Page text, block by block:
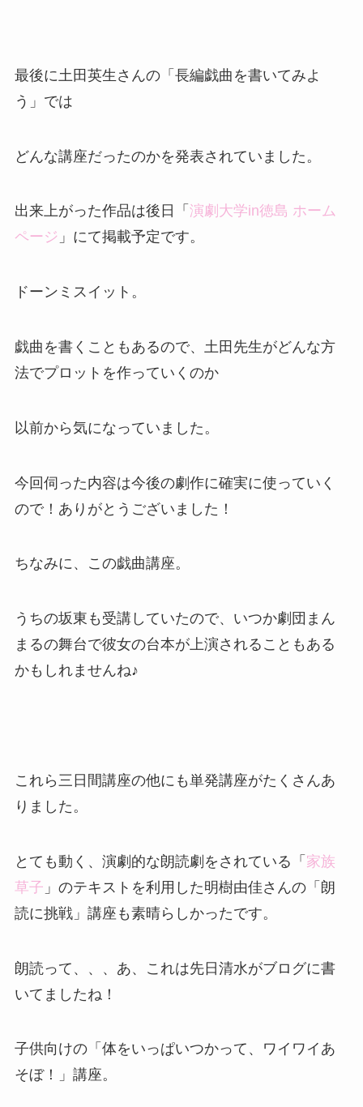
最後に土田英生さんの「長編戯曲を書いてみよ
う」では
どんな講座だったのかを発表されていました。
出来上がった作品は後日「 演劇大学in徳島 ホーム
ページ 」にて掲載予定です。
ドーンミスイット。
戯曲を書くこともあるので、土田先生がどんな方
法でプロットを作っていくのか
以前から気になっていました。
今回伺った内容は今後の劇作に確実に使っていく
ので！ありがとうございました！
ちなみに、この戯曲講座。
うちの坂東も受講していたので、いつか劇団まん
まるの舞台で彼女の台本が上演されることもある
かもしれませんね♪
これら三日間講座の他にも単発講座がたくさんあ
りました。
とても動く、演劇的な朗読劇をされている「 家族
草子 」のテキストを利用した明樹由佳さんの「朗
読に挑戦」講座も素晴らしかったです。
朗読って、、、あ、これは先日清水がブログに書
いてましたね！
子供向けの「体をいっぱいつかって、ワイワイあ
そぼ！」講座。